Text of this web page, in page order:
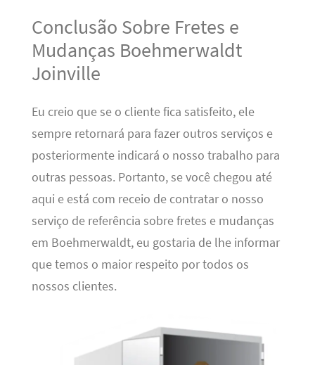
Conclusão Sobre Fretes e
Mudanças Boehmerwaldt
Joinville
Eu creio que se o cliente fica satisfeito, ele
sempre retornará para fazer outros serviços e
posteriormente indicará o nosso trabalho para
outras pessoas. Portanto, se você chegou até
aqui e está com receio de contratar o nosso
serviço de referência sobre fretes e mudanças
em Boehmerwaldt, eu gostaria de lhe informar
que temos o maior respeito por todos os
nossos clientes.